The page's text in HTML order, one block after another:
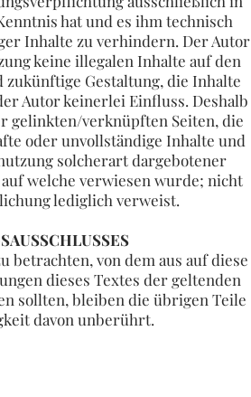
hat und es ihm technisch
Inhalte zu verhindern. Der Autor
keine illegalen Inhalte auf den
Gestaltung, die Inhalte
Autor keinerlei Einfluss. Deshalb
gelinkten/verknüpften Seiten, die
oder unvollständige Inhalte und
solcherart dargebotener
welche verwiesen wurde; nicht
lediglich verweist.
betrachten, von dem aus auf diese
dieses Textes der geltenden
sollten, bleiben die übrigen Teile
davon unberührt.